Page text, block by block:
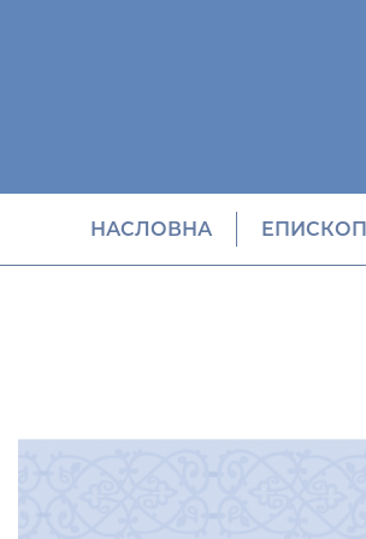
НАСЛОВНА EПИСКОП